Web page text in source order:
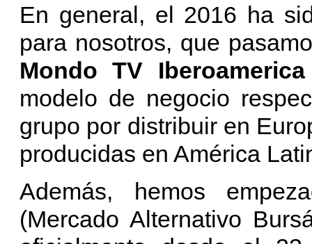
En general, el 2016 ha
para nosotros, que
Mondo TV
modelo de negocio
grupo por distribuir en
producidas en América
Además, hemos
(Mercado Alternativo